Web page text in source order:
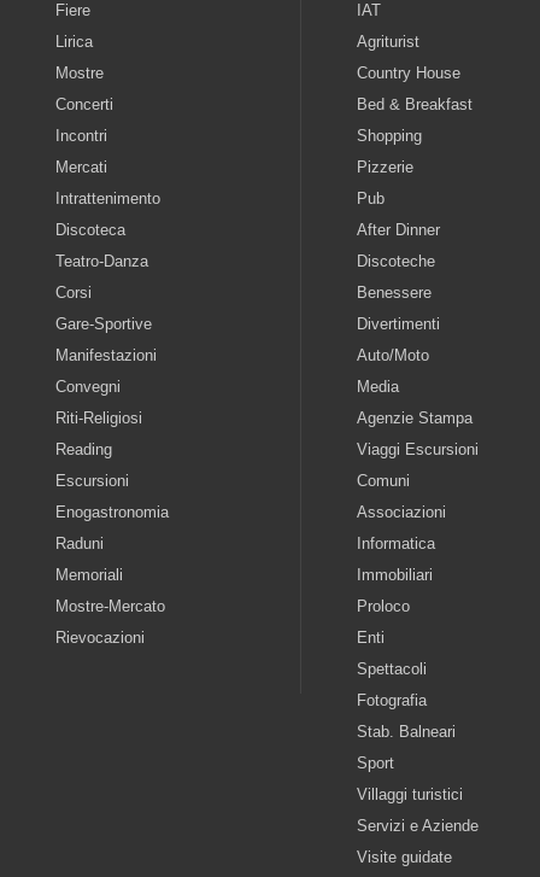
Fiere
Lirica
Mostre
Concerti
Incontri
Mercati
Intrattenimento
Discoteca
Teatro-Danza
Corsi
Gare-Sportive
Manifestazioni
Convegni
Riti-Religiosi
Reading
Escursioni
Enogastronomia
Raduni
Memoriali
Mostre-Mercato
Rievocazioni
IAT
Agriturist
Country House
Bed & Breakfast
Shopping
Pizzerie
Pub
After Dinner
Discoteche
Benessere
Divertimenti
Auto/Moto
Media
Agenzie Stampa
Viaggi Escursioni
Comuni
Associazioni
Informatica
Immobiliari
Proloco
Enti
Spettacoli
Fotografia
Stab. Balneari
Sport
Villaggi turistici
Servizi e Aziende
Visite guidate